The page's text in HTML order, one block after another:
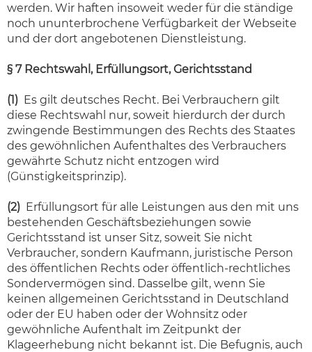
werden. Wir haften insoweit weder für die ständige
noch ununterbrochene Verfügbarkeit der Webseite
und der dort angebotenen Dienstleistung.
§ 7 Rechtswahl, Erfüllungsort, Gerichtsstand
(1) Es gilt deutsches Recht. Bei Verbrauchern gilt
diese Rechtswahl nur, soweit hierdurch der durch
zwingende Bestimmungen des Rechts des Staates
des gewöhnlichen Aufenthaltes des Verbrauchers
gewährte Schutz nicht entzogen wird
(Günstigkeitsprinzip).
(2) Erfüllungsort für alle Leistungen aus den mit uns
bestehenden Geschäftsbeziehungen sowie
Gerichtsstand ist unser Sitz, soweit Sie nicht
Verbraucher, sondern Kaufmann, juristische Person
des öffentlichen Rechts oder öffentlich-rechtliches
Sondervermögen sind. Dasselbe gilt, wenn Sie
keinen allgemeinen Gerichtsstand in Deutschland
oder der EU haben oder der Wohnsitz oder
gewöhnliche Aufenthalt im Zeitpunkt der
Klageerhebung nicht bekannt ist. Die Befugnis, auch